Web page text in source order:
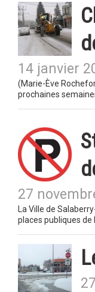
14 janvier
(Marie-Ève
prochaines
27
La Ville de
places publiques de